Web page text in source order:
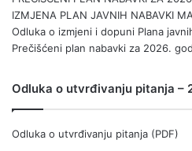
IZMJENA PLAN JAVNIH NABAVKI
Odluka o izmjeni i dopuni Plana
Prečišćeni plan nabavki za 2026.
Odluka o utvrđivanju pitanja –
Odluka o utvrđivanju pitanja (PDF)